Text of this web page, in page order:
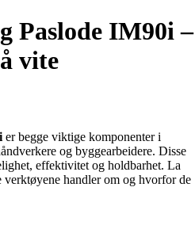
Paslode IM90i –
vite
er begge viktige komponenter i
og byggearbeidere. Disse
effektivitet og holdbarhet. La
handler om og hvorfor de